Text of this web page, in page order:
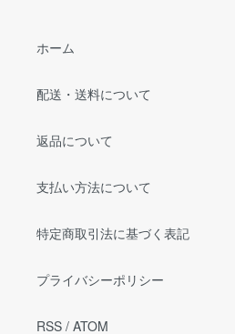
ホーム
配送・送料について
返品について
支払い方法について
特定商取引法に基づく表記
プライバシーポリシー
RSS / ATOM